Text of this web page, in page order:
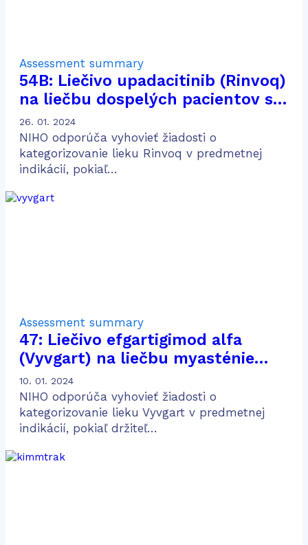
Assessment summary
54B: Liečivo upadacitinib (Rinvoq)
na liečbu dospelých pacientov so
stredne ťažkou až ťažkou
aktívnou Crohnovou chorobou po
predošlej konvenčnej a biologickej
liečbe
26. 01. 2024
NIHO odporúča vyhovieť žiadosti o
kategorizovanie lieku Rinvoq v predmetnej
indikácií, pokiaľ…
Assessment summary
47: Liečivo efgartigimod alfa
(Vyvgart) na liečbu myasténie
gravis
10. 01. 2024
NIHO odporúča vyhovieť žiadosti o
kategorizovanie lieku Vyvgart v predmetnej
indikácií, pokiaľ držiteľ…